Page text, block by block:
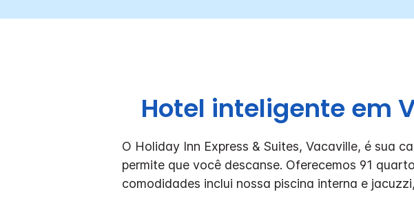
Hotel inteligente em
O Holiday Inn Express & Suites, Vacaville, é sua
permite que você descanse. Oferecemos 91
comodidades inclui nossa piscina interna e